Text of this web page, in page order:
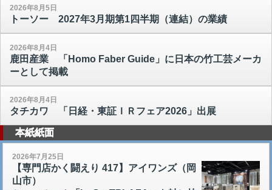
2026年8月5日
トーソー 2027年3月期第1四半期（連結）の業績
2026年8月4日
鹿田産業 「Homo Faber Guide」に日本の竹工芸メーカ
ーとして掲載
2026年8月4日
タチカワ 「日経・東証ＩＲフェア2026」出展
本紙紙面
2026年7月25日
【専門店かく闘えり 417】アイワンズ（岡
山市）